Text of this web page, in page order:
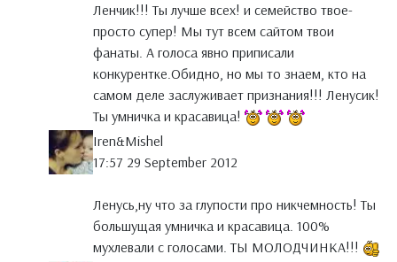
Ленчик!!! Ты лучше всех! и семейство твое-
просто супер! Мы тут всем сайтом твои
фанаты. А голоса явно приписали
конкурентке.Обидно, но мы то знаем, кто на
самом деле заслуживает признания!!! Ленусик!
Ты умничка и красавица!
Iren&Mishel
17:57 29 September 2012
Ленусь,ну что за глупости про никчемность! Ты
большущая умничка и красавица. 100%
мухлевали с голосами. ТЫ МОЛОДЧИНКА!!!